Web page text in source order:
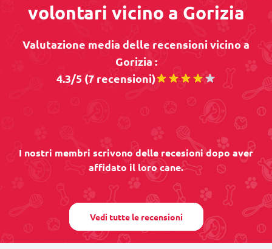
volontari vicino a Gorizia
Valutazione media delle recensioni vicino a
Gorizia :
4.3/5 (7 recensioni)
I nostri membri scrivono delle recesioni dopo aver
affidato il loro cane.
Vedi tutte le recensioni